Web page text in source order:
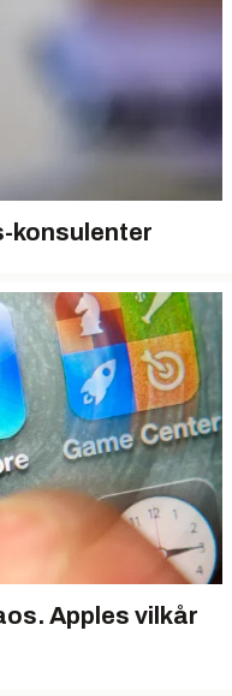
konsulenter
Apples vilkår